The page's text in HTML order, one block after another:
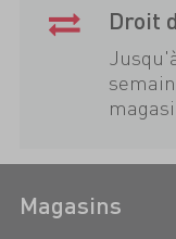
Droit
Magasins